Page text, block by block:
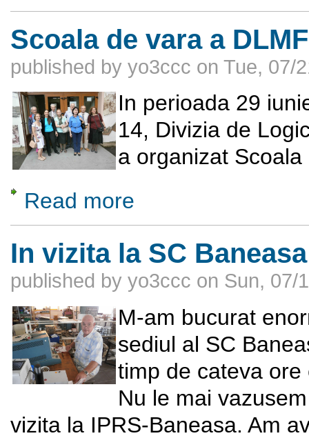
Scoala de vara a
published by yo3ccc on Tue, 07/
In perioada 29
14, Divizia de
a organizat
Read more
In vizita la SC
published by yo3ccc on Sun, 07/
M-am bucurat
sediul al SC
timp de cateva
Nu le mai
vizita la IPRS-Baneasa. Am